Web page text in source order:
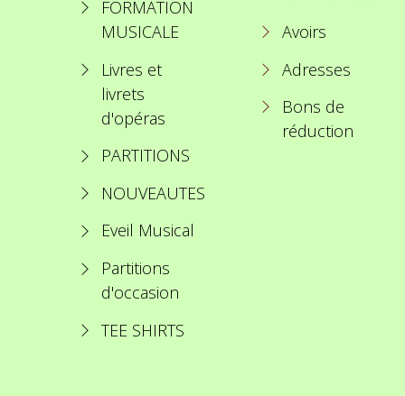
FORMATION
MUSICALE
Livres et
livrets
d'opéras
PARTITIONS
NOUVEAUTES
Eveil Musical
Partitions
d'occasion
TEE SHIRTS
Avoirs
Adresses
Bons de
réduction